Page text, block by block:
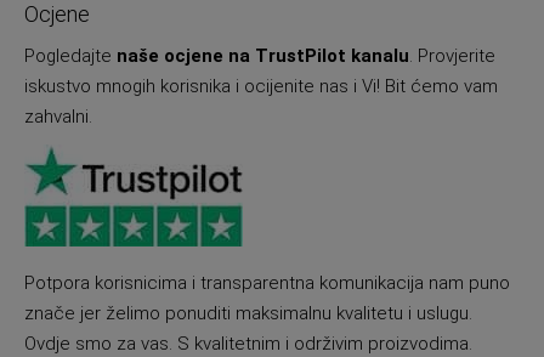
Ocjene
Pogledajte naše ocjene na TrustPilot kanalu. Provjerite
iskustvo mnogih korisnika i ocijenite nas i Vi! Bit ćemo vam
zahvalni.
Potpora korisnicima i transparentna komunikacija nam puno
znače jer želimo ponuditi maksimalnu kvalitetu i uslugu.
Ovdje smo za vas. S kvalitetnim i održivim proizvodima.